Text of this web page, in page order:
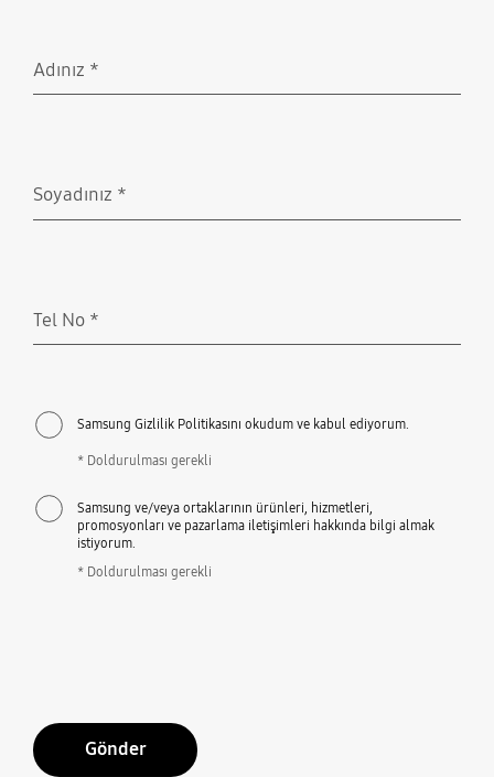
Adınız *
Soyadınız *
Tel No *
Samsung Gizlilik Politikasını okudum ve kabul ediyorum.
* Doldurulması gerekli
Samsung ve/veya ortaklarının ürünleri, hizmetleri,
promosyonları ve pazarlama iletişimleri hakkında bilgi almak
istiyorum.
* Doldurulması gerekli
Gönder